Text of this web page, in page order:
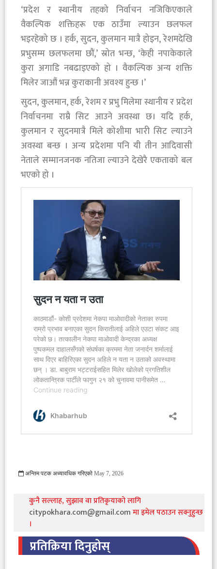
‘प्रदेश र स्थानीय तहको निर्वाचन नजिकिएकाले
वैकल्पिक शक्तिहरू एक ठाउँमा ल्याउन छलफल
भइरहेको छ । हर्क, सुदन, कुलमान मात्रै होइन, रेशमदेखि
प्रभुसम्म छलफलमा छौं,’ स्रोत भन्छ, ‘केही नपाकेकाले
कुरा अगाडि नबढाइएको हो । वैकल्पिक अन्य शक्ति
मिलेर जाऔं भन्न कुराकानी अवश्य हुन्छ ।’
सुदन, कुलमान, हर्क, रेशम र प्रभु मिलेमा स्थानीय र प्रदेश
निर्वाचनमा राम्रै सिट आउने अवस्था छ। यदि हर्क,
कुलमान र सुदनमात्रै मिले कोशीमा भारी सिट ल्याउने
अवस्था बन्छ । अन्य प्रदेशमा पनि यी तीन आदिवासी
नेताले सम्मानजनक नतिजा ल्याउने देखेरै एकताको बल
भएको हो ।
अन्तिम पटक अध्यावधिक गरिएको May 7, 2026
कुनै सल्लाह, सुझाव वा प्रतिकृयाको लागि
citypokhara.com@gmail.comमा इमेल पठाउन सक्नुहुन्छ
।
प्रतिक्रिया दिनुहोस्